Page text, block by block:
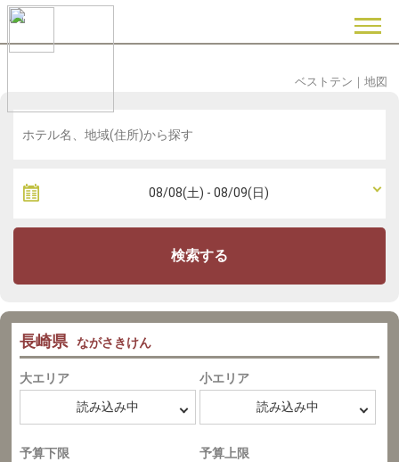
地図
｜
ベストテン
検索する
長崎県 ながさきけん
大エリア 小エリア
予算下限 予算上限